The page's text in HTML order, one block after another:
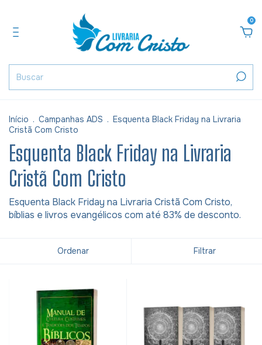
0
Início . Campanhas ADS . Esquenta Black Friday na Livraria
Cristã Com Cristo
Esquenta Black Friday na Livraria
Cristã Com Cristo
Esquenta Black Friday na Livraria Cristã Com Cristo,
bíblias e livros evangélicos com até 83% de desconto.
Ordenar Filtrar